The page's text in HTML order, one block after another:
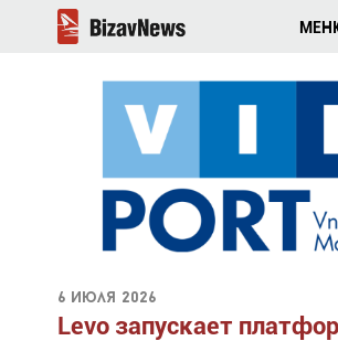
6 июля 2026
Levo запускает